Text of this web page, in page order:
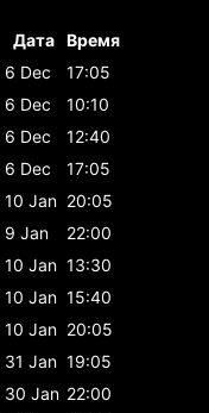
Дата
Время
6 Dec
17:05
6 Dec
10:10
6 Dec
12:40
6 Dec
17:05
10 Jan 20:05
9 Jan
22:00
10 Jan 13:30
10 Jan 15:40
10 Jan 20:05
31 Jan 19:05
30 Jan 22:00